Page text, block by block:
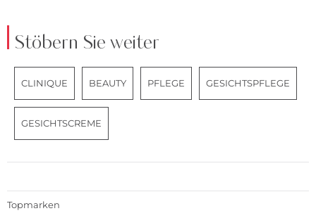
Stöbern Sie weiter
CLINIQUE BEAUTY PFLEGE GESICHTSPFLEGE
GESICHTSCREME
Topmarken